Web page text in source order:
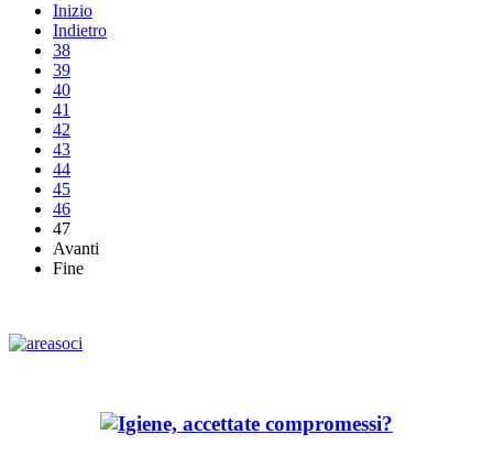
Inizio
Indietro
38
39
40
41
42
43
44
45
46
47
Avanti
Fine